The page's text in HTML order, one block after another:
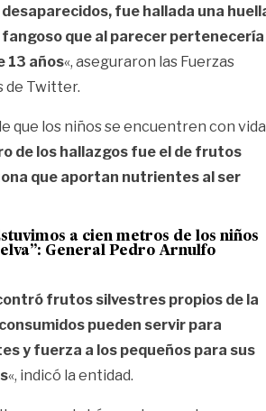
fue hallada una
que al parecer pertenecería
13 años«, aseguraron las Fuerzas
de Twitter.
que los niños se encuentren con vida
de los hallazgos fue el de frutos
que aportan nutrientes al ser
a cien metros de los niños
General Pedro Arnulfo
frutos silvestres propios de la
pueden servir para
y fuerza a los pequeños para sus
«, indicó la entidad.